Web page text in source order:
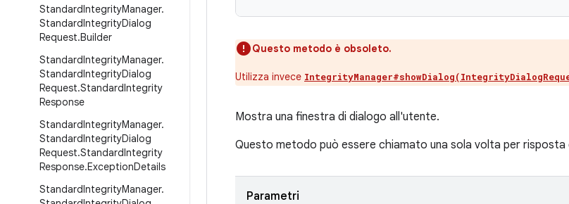
StandardIntegrityManager.
StandardIntegrityDialog
Request.Builder
StandardIntegrityManager.
StandardIntegrityDialog
Request.StandardIntegrity
Response
StandardIntegrityManager.
StandardIntegrityDialog
Request.StandardIntegrity
Response.ExceptionDetails
StandardIntegrityManager.
Questo metodo è obsoleto.
Utilizza invece
Mostra una finestra di dialogo all'utente.
Questo metodo può essere chiamato una sola volta per risposta
Parametri